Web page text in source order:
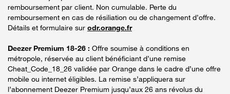
remboursement par client. Non cumulable. Perte du
remboursement en cas de résiliation ou de changement d’offre.
Détails et formulaire sur odr.orange.fr
Deezer Premium 18-26 : Offre soumise à conditions en
métropole, réservée au client bénéficiant d’une remise
Cheat_Code_18_26 validée par Orange dans le cadre d’une offre
mobile ou internet éligibles. La remise s’appliquera sur
l’abonnement Deezer Premium jusqu’aux 26 ans révolus du